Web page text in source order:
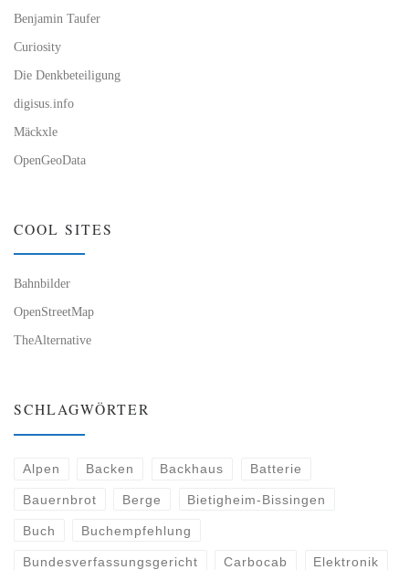
Benjamin Taufer
Curiosity
Die Denkbeteiligung
digisus.info
Mäckxle
OpenGeoData
COOL SITES
Bahnbilder
OpenStreetMap
TheAlternative
SCHLAGWÖRTER
Alpen Backen Backhaus Batterie
Bauernbrot Berge Bietigheim-Bissingen
Buch Buchempfehlung
Bundesverfassungsgericht Carbocab Elektronik